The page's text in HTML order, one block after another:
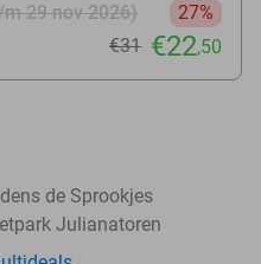
29 nov 2026)
27%
€31 €22,50
de Sprookjes
Julianatoren